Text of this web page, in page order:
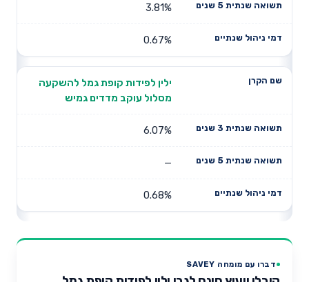
3.81%
0.67%
ילין לפידות קופת גמל להשקעה
מסלול עוקב מדדים גמיש
6.07%
—
0.68%
דברו עם מומחה SAVEY